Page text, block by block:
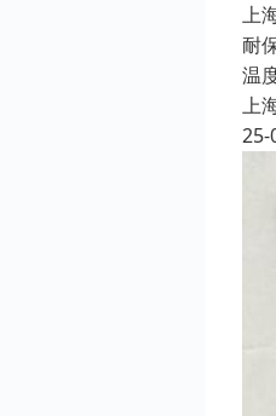
上
耐
温
上
25-